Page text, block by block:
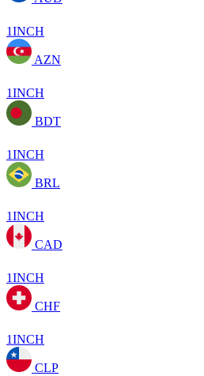
1INCH
AZN
1INCH
BDT
1INCH
BRL
1INCH
CAD
1INCH
CHF
1INCH
CLP